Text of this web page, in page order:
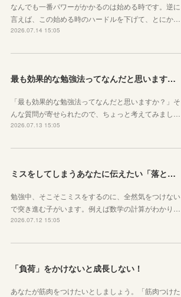
なんでも一番パワーがかかるのは始める時です。逆に
言えば、この始める時のハードルを下げて、とにか…
2026.07.14 15:05
最も効果的な勉強法ってなんだと思いますか？
「最も効果的な勉強法ってなんだと思いますか？」そ
んな質問が寄せられたので、ちょっと考えてみまし…
2026.07.13 15:05
ミスをしてしまうあなたに伝えたい「落とし穴がある道は早歩きしない」ということ
勉強中、そこそこミスをするのに、全然気をつけない
で突き進む子がいます。例えば数学の計算がわかり…
2026.07.12 15:05
「負荷」をかけないと成長しない！
あなたが筋肉をつけたいとしましょう。「筋肉つけた